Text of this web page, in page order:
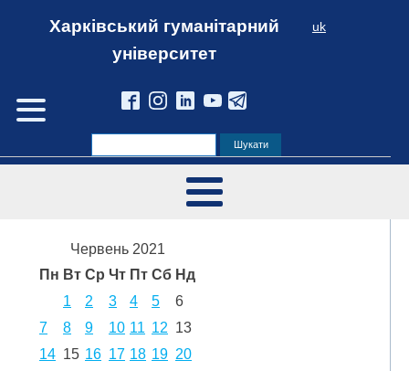
Харківський гуманітарний
університет
uk
Червень 2021
Пн Вт Ср Чт Пт Сб Нд
1
2 3 4 5
6
7
8 9 10 11 12 13
14 15 16 17 18 19 20